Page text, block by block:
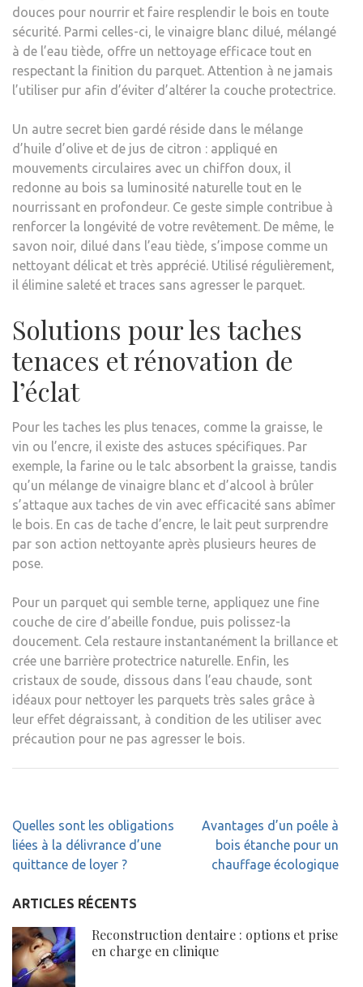
douces pour nourrir et faire resplendir le bois en toute
sécurité. Parmi celles-ci, le vinaigre blanc dilué, mélangé
à de l’eau tiède, offre un nettoyage efficace tout en
respectant la finition du parquet. Attention à ne jamais
l’utiliser pur afin d’éviter d’altérer la couche protectrice.
Un autre secret bien gardé réside dans le mélange
d’huile d’olive et de jus de citron : appliqué en
mouvements circulaires avec un chiffon doux, il
redonne au bois sa luminosité naturelle tout en le
nourrissant en profondeur. Ce geste simple contribue à
renforcer la longévité de votre revêtement. De même, le
savon noir, dilué dans l’eau tiède, s’impose comme un
nettoyant délicat et très apprécié. Utilisé régulièrement,
il élimine saleté et traces sans agresser le parquet.
Solutions pour les taches
tenaces et rénovation de
l’éclat
Pour les taches les plus tenaces, comme la graisse, le
vin ou l’encre, il existe des astuces spécifiques. Par
exemple, la farine ou le talc absorbent la graisse, tandis
qu’un mélange de vinaigre blanc et d’alcool à brûler
s’attaque aux taches de vin avec efficacité sans abîmer
le bois. En cas de tache d’encre, le lait peut surprendre
par son action nettoyante après plusieurs heures de
pose.
Pour un parquet qui semble terne, appliquez une fine
couche de cire d’abeille fondue, puis polissez-la
doucement. Cela restaure instantanément la brillance et
crée une barrière protectrice naturelle. Enfin, les
cristaux de soude, dissous dans l’eau chaude, sont
idéaux pour nettoyer les parquets très sales grâce à
leur effet dégraissant, à condition de les utiliser avec
précaution pour ne pas agresser le bois.
Navigation
de
l’article
Quelles sont les obligations
liées à la délivrance d’une
quittance de loyer ?
Avantages d’un poêle à
bois étanche pour un
chauffage écologique
ARTICLES RÉCENTS
Reconstruction dentaire : options et prise
en charge en clinique